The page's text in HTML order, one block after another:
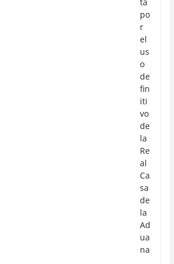
po
r
el
us
o
de
fin
iti
vo
de
la
Re
al
Ca
sa
de
la
Ad
ua
na